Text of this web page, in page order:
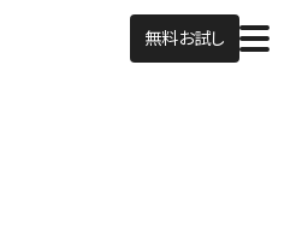
無料お試し